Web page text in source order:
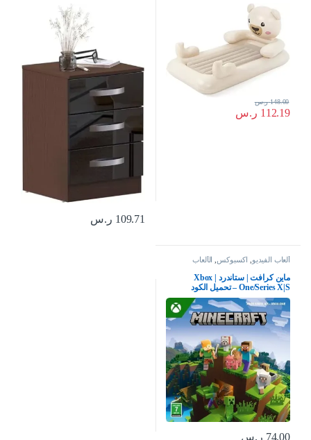
من بي دبليو
112.19 ر.س
148.00 ر.س
109.71 ر.س
ألعاب الفيديو اكسبوكس الألعاب
ماين كرافت | ستاندرد | Xbox
One/Series X|S – تحميل الكود
74.00 ر.س